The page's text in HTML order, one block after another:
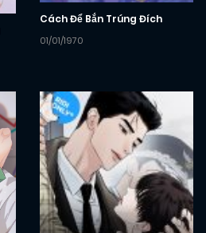
Cách Để Bắn Trúng Đích
01/01/1970